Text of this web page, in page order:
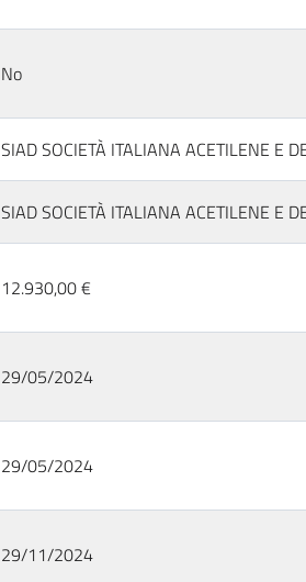
No
SIAD SOCIETÀ ITALIANA ACETILENE E
SIAD SOCIETÀ ITALIANA ACETILENE E
12.930,00 €
29/05/2024
29/05/2024
29/11/2024